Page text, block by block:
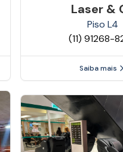
Laser &
Piso L4
(11) 91268-
Saiba mais